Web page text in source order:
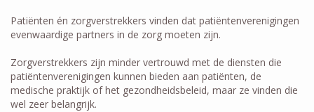
Patiënten én zorgverstrekkers vinden dat patiëntenverenigingen
evenwaardige partners in de zorg moeten zijn.
Zorgverstrekkers zijn minder vertrouwd met de diensten die
patiëntenverenigingen kunnen bieden aan patiënten, de
medische praktijk of het gezondheidsbeleid, maar ze vinden die
wel zeer belangrijk.